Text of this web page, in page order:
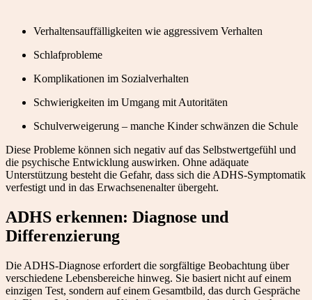
Verhaltensauffälligkeiten wie aggressivem Verhalten
Schlafprobleme
Komplikationen im Sozialverhalten
Schwierigkeiten im Umgang mit Autoritäten
Schulverweigerung – manche Kinder schwänzen die Schule
Diese Probleme können sich negativ auf das Selbstwertgefühl und
die psychische Entwicklung auswirken. Ohne adäquate
Unterstützung besteht die Gefahr, dass sich die ADHS-Symptomatik
verfestigt und in das Erwachsenenalter übergeht.
ADHS erkennen: Diagnose und
Differenzierung
Die ADHS-Diagnose erfordert die sorgfältige Beobachtung über
verschiedene Lebensbereiche hinweg. Sie basiert nicht auf einem
einzigen Test, sondern auf einem Gesamtbild, das durch Gespräche